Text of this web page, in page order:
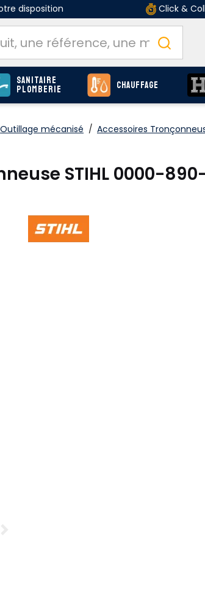
disposition Click &
Sanitaire
Plomberie Chauffage
Outillage mécanisé / Accessoires
STIHL 0000-